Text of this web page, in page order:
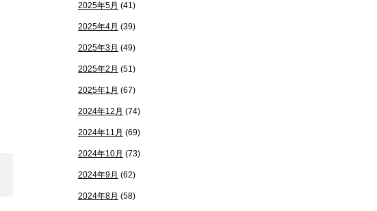
2025年5月 (41)
2025年4月 (39)
2025年3月 (49)
2025年2月 (51)
2025年1月 (67)
2024年12月 (74)
2024年11月 (69)
2024年10月 (73)
2024年9月 (62)
2024年8月 (58)